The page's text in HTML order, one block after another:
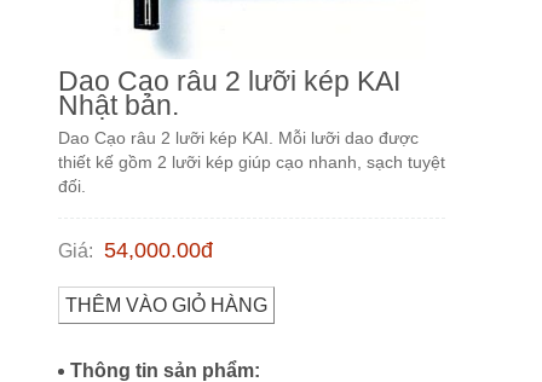
Dao Cạo râu 2 lưỡi kép KAI
Nhật bản.
Dao Cạo râu 2 lưỡi kép KAI. Mỗi lưỡi dao được
thiết kế gồm 2 lưỡi kép giúp cạo nhanh, sạch tuyệt
đối.
Giá: 54,000.00đ
THÊM VÀO GIỎ HÀNG
Thông tin sản phẩm: